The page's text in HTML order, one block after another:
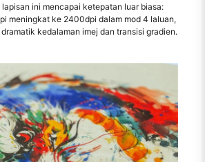
ini mencapai ketepatan luar biasa:
meningkat ke 2400dpi dalam mod 4 laluan,
kedalaman imej dan transisi gradien.